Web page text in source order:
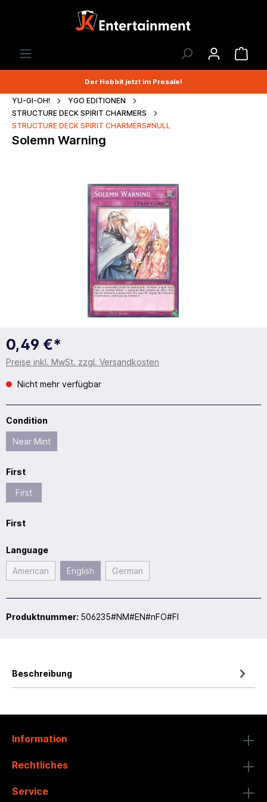
Der Hobbit jetzt im Presale!
YU-GI-OH!
YGO EDITIONEN
STRUCTURE DECK SPIRIT CHARMERS
STRUCTURE DECK SPIRIT CHARMERS#NULL
Solemn Warning
0,49 €*
Preise inkl. MwSt. zzgl. Versandkosten
Nicht mehr verfügbar
Condition
Near Mint
First
First
First
Language
American English German
Produktnummer: 506235#NM#EN#nFO#FI
Beschreibung
Information
Rechtliches
Service